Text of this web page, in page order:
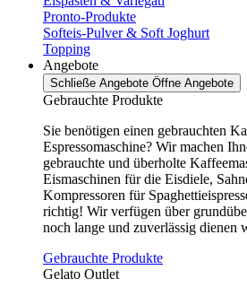
Pronto-Produkte
Softeis-Pulver & Soft Joghurt
Topping
Angebote
Schließe Angebote Öffne Angebote
Gebrauchte Produkte
Sie benötigen einen gebrauchten
Espressomaschine? Wir machen
gebrauchte und überholte
Eismaschinen für die Eisdiele,
Kompressoren für
richtig! Wir verfügen über
noch lange und zuverlässig dienen
Gebrauchte Produkte
Gelato Outlet